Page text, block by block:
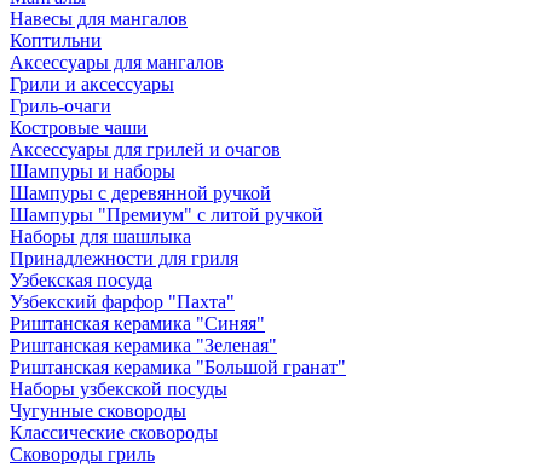
Навесы для мангалов
Коптильни
Аксессуары для мангалов
Грили и аксессуары
Гриль-очаги
Костровые чаши
Аксессуары для грилей и очагов
Шампуры и наборы
Шампуры с деревянной ручкой
Шампуры "Премиум" с литой ручкой
Наборы для шашлыка
Принадлежности для гриля
Узбекская посуда
Узбекский фарфор "Пахта"
Риштанская керамика "Синяя"
Риштанская керамика "Зеленая"
Риштанская керамика "Большой гранат"
Наборы узбекской посуды
Чугунные сковороды
Классические сковороды
Сковороды гриль